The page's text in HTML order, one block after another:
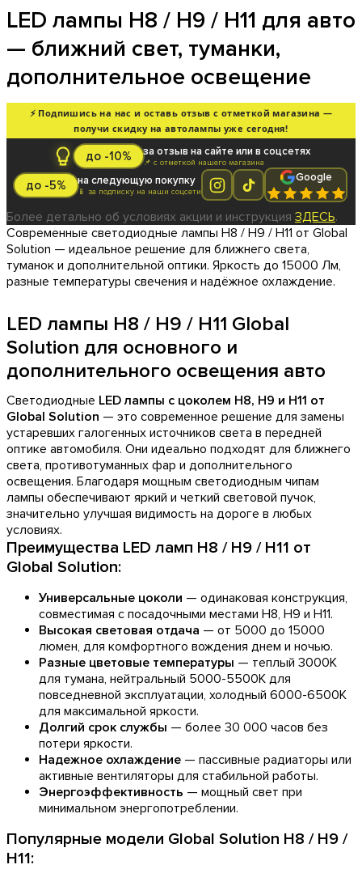
LED лампы H8 / H9 / H11 для авто
— ближний свет, туманки,
дополнительное освещение
⚡ Подпишись на нас и оставь отзыв с отметкой магазина —
получи скидку на автолампы уже сегодня!
до -10% за отзыв на сайте или в соцсетях
📌 с отметкой нашего магазина
до -5% на следующую покупку
📱 за подписку на наши соцсети
Google
Более детально об условиях акции и инструкция ЗДЕСЬ.
Современные светодиодные лампы H8 / H9 / H11 от Global
Solution — идеальное решение для ближнего света,
туманок и дополнительной оптики. Яркость до 15000 Лм,
разные температуры свечения и надёжное охлаждение.
LED лампы H8 / H9 / H11 Global
Solution для основного и
дополнительного освещения авто
Светодиодные LED лампы с цоколем H8, H9 и H11 от
Global Solution — это современное решение для замены
устаревших галогенных источников света в передней
оптике автомобиля. Они идеально подходят для ближнего
света, противотуманных фар и дополнительного
освещения. Благодаря мощным светодиодным чипам
лампы обеспечивают яркий и четкий световой пучок,
значительно улучшая видимость на дороге в любых
условиях.
Преимущества LED ламп H8 / H9 / H11 от
Global Solution:
Универсальные цоколи — одинаковая конструкция,
совместимая с посадочными местами H8, H9 и H11.
Высокая световая отдача — от 5000 до 15000
люмен, для комфортного вождения днем и ночью.
Разные цветовые температуры — теплый 3000K
для тумана, нейтральный 5000-5500K для
повседневной эксплуатации, холодный 6000-6500K
для максимальной яркости.
Долгий срок службы — более 30 000 часов без
потери яркости.
Надежное охлаждение — пассивные радиаторы или
активные вентиляторы для стабильной работы.
Энергоэффективность — мощный свет при
минимальном энергопотреблении.
Популярные модели Global Solution H8 / H9 /
H11: